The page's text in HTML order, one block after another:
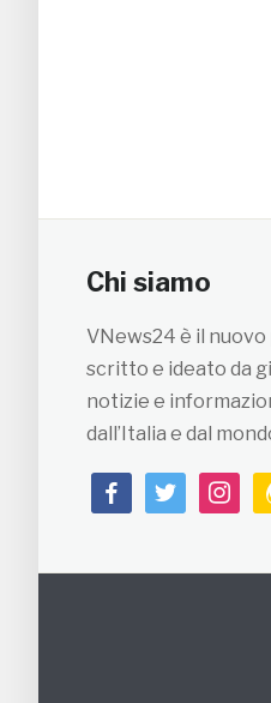
Chi siamo
VNews24 è il
scritto e ideato da
notizie e
dall’Italia e dal
facebooktwitter